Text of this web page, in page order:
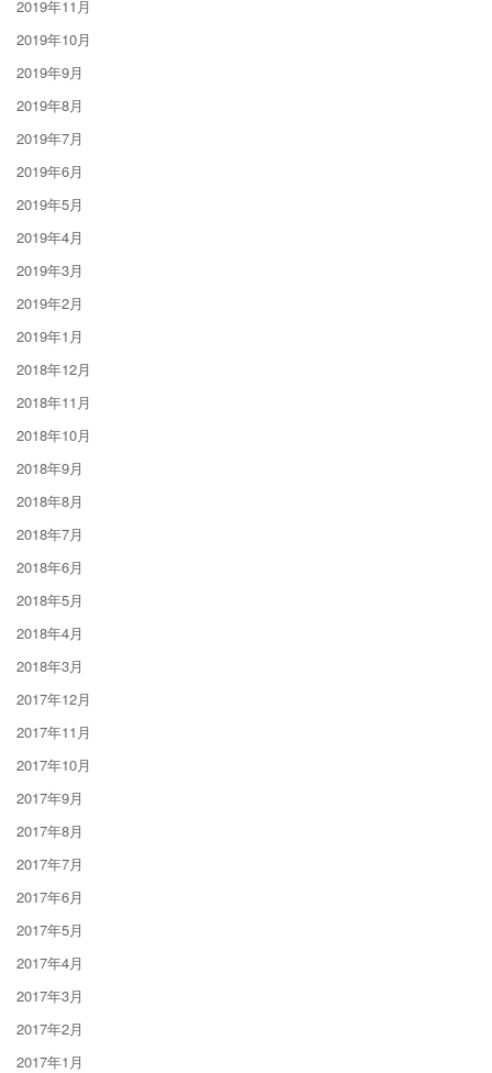
2019年11月
2019年10月
2019年9月
2019年8月
2019年7月
2019年6月
2019年5月
2019年4月
2019年3月
2019年2月
2019年1月
2018年12月
2018年11月
2018年10月
2018年9月
2018年8月
2018年7月
2018年6月
2018年5月
2018年4月
2018年3月
2017年12月
2017年11月
2017年10月
2017年9月
2017年8月
2017年7月
2017年6月
2017年5月
2017年4月
2017年3月
2017年2月
2017年1月